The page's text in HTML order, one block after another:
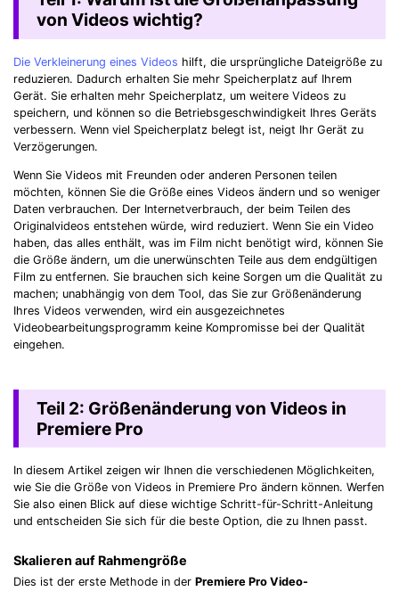
von Videos wichtig?
Die Verkleinerung eines Videos hilft, die ursprüngliche Dateigröße zu
reduzieren. Dadurch erhalten Sie mehr Speicherplatz auf Ihrem
Gerät. Sie erhalten mehr Speicherplatz, um weitere Videos zu
speichern, und können so die Betriebsgeschwindigkeit Ihres Geräts
verbessern. Wenn viel Speicherplatz belegt ist, neigt Ihr Gerät zu
Verzögerungen.
Wenn Sie Videos mit Freunden oder anderen Personen teilen
möchten, können Sie die Größe eines Videos ändern und so weniger
Daten verbrauchen. Der Internetverbrauch, der beim Teilen des
Originalvideos entstehen würde, wird reduziert. Wenn Sie ein Video
haben, das alles enthält, was im Film nicht benötigt wird, können Sie
die Größe ändern, um die unerwünschten Teile aus dem endgültigen
Film zu entfernen. Sie brauchen sich keine Sorgen um die Qualität zu
machen; unabhängig von dem Tool, das Sie zur Größenänderung
Ihres Videos verwenden, wird ein ausgezeichnetes
Videobearbeitungsprogramm keine Kompromisse bei der Qualität
eingehen.
Teil 2: Größenänderung von Videos in
Premiere Pro
In diesem Artikel zeigen wir Ihnen die verschiedenen Möglichkeiten,
wie Sie die Größe von Videos in Premiere Pro ändern können. Werfen
Sie also einen Blick auf diese wichtige Schritt-für-Schritt-Anleitung
und entscheiden Sie sich für die beste Option, die zu Ihnen passt.
Skalieren auf Rahmengröße
Dies ist der erste Methode in der Premiere Pro Video-